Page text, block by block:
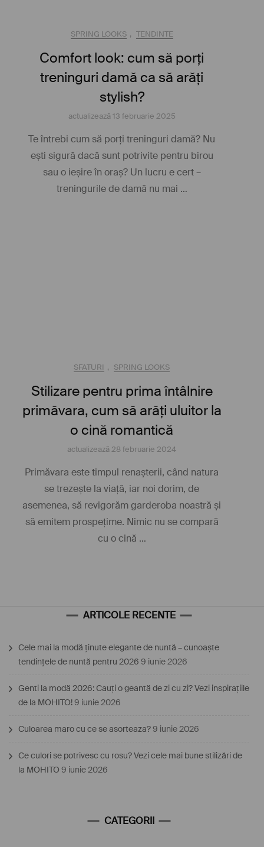
SPRING LOOKS , TENDINTE
Comfort look: cum să porți
treninguri damă ca să arăți
stylish?
actualizează13 februarie 2025
Te întrebi cum să porți treninguri damă? Nu
ești sigură dacă sunt potrivite pentru birou
sau o ieșire în oraș? Un lucru e cert –
treningurile de damă nu mai …
SFATURI , SPRING LOOKS
Stilizare pentru prima întâlnire
primăvara, cum să arăți uluitor la
o cină romantică
actualizează28 februarie 2024
Primăvara este timpul renașterii, când natura
se trezește la viață, iar noi dorim, de
asemenea, să revigorăm garderoba noastră și
să emitem prospețime. Nimic nu se compară
cu o cină …
ARTICOLE RECENTE
Cele mai la modă ținute elegante de nuntă – cunoaște
tendințele de nuntă pentru 2026 9 iunie 2026
Genti la modă 2026: Cauți o geantă de zi cu zi? Vezi inspirațiile
de la MOHITO!9 iunie 2026
Culoarea maro cu ce se asorteaza?9 iunie 2026
Ce culori se potrivesc cu rosu? Vezi cele mai bune stilizări de
la MOHITO 9 iunie 2026
CATEGORII